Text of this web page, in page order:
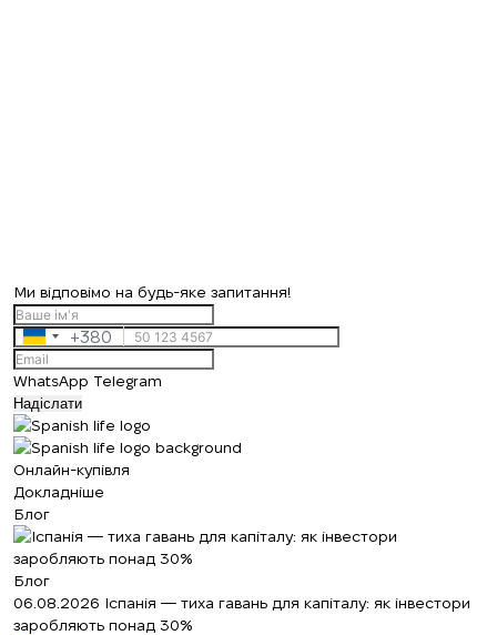
Ми відповімо на будь-яке запитання!
Ukraine
+380
+380
WhatsApp Telegram
Надіслати
Онлайн-купівля
Докладніше
Блог
Блог
06.08.2026 Іспанія — тиха гавань для капіталу: як інвестори
заробляють понад 30%